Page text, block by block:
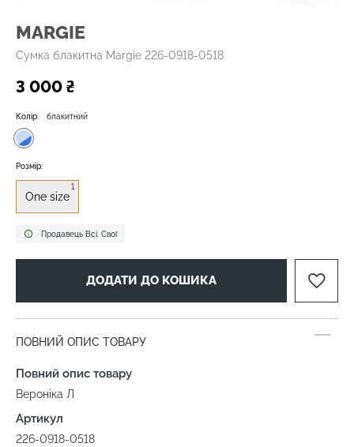
MARGIE
Сумка блакитна Margie 226-0918-0518
3 000 ₴
Продавець Всі. Свої
Колір: блакитний
Розмір:
One size
1
ДОДАТИ ДО КОШИКА
ПОВНИЙ ОПИС ТОВАРУ
Повний опис товару
Вероніка Л
Артикул
226-0918-0518